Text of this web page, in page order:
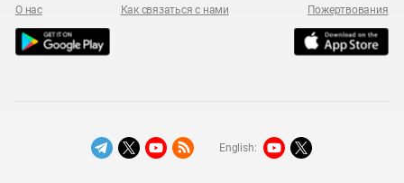
О нас Как связаться с нами Пожертвования
English: